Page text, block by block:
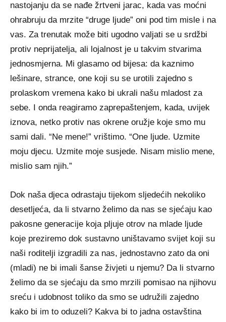
nastojanju da se nađe žrtveni jarac, kada vas moćni
ohrabruju da mrzite “druge ljude” oni pod tim misle i na
vas. Za trenutak može biti ugodno valjati se u srdžbi
protiv neprijatelja, ali lojalnost je u takvim stvarima
jednosmjerna. Mi glasamo od bijesa: da kaznimo
lešinare, strance, one koji su se urotili zajedno s
prolaskom vremena kako bi ukrali našu mladost za
sebe. I onda reagiramo zaprepaštenjem, kada, uvijek
iznova, netko protiv nas okrene oružje koje smo mu
sami dali. “Ne mene!” vrištimo. “One ljude. Uzmite
moju djecu. Uzmite moje susjede. Nisam mislio mene,
mislio sam njih.”
Dok naša djeca odrastaju tijekom sljedećih nekoliko
desetljeća, da li stvarno želimo da nas se sjećaju kao
pakosne generacije koja pljuje otrov na mlade ljude
koje preziremo dok sustavno uništavamo svijet koji su
naši roditelji izgradili za nas, jednostavno zato da oni
(mladi) ne bi imali šanse živjeti u njemu? Da li stvarno
želimo da se sjećaju da smo mrzili pomisao na njihovu
sreću i udobnost toliko da smo se udružili zajedno
kako bi im to oduzeli? Kakva bi to jadna ostavština